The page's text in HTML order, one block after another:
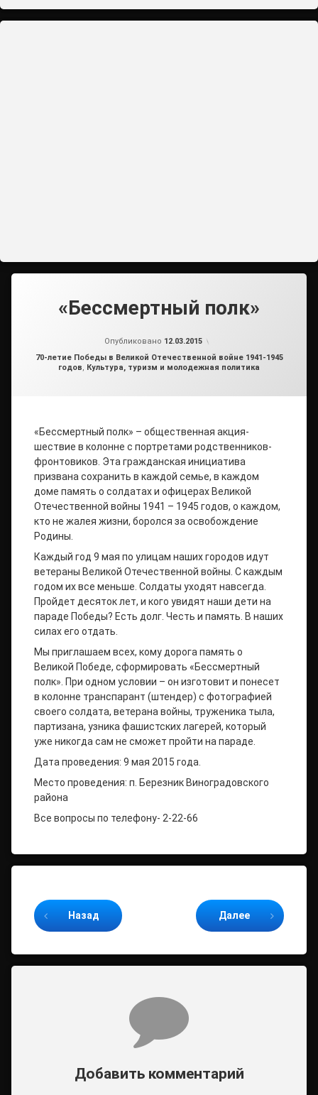
«Бессмертный полк»
Опубликовано 12.03.2015
Рубрики:
70-летие Победы в Великой Отечественной войне 1941-1945
годов, Культура, туризм и молодежная политика
«Бессмертный полк» – общественная акция-
шествие в колонне с портретами родственников-
фронтовиков. Эта гражданская инициатива
призвана сохранить в каждой семье, в каждом
доме память о солдатах и офицерах Великой
Отечественной войны 1941 – 1945 годов, о каждом,
кто не жалея жизни, боролся за освобождение
Родины.
Каждый год 9 мая по улицам наших городов идут
ветераны Великой Отечественной войны. С каждым
годом их все меньше. Солдаты уходят навсегда.
Пройдет десяток лет, и кого увидят наши дети на
параде Победы? Есть долг. Честь и память. В наших
силах его отдать.
Мы приглашаем всех, кому дорога память о
Великой Победе, сформировать «Бессмертный
полк». При одном условии – он изготовит и понесет
в колонне транспарант (штендер) с фотографией
своего солдата, ветерана войны, труженика тыла,
партизана, узника фашистских лагерей, который
уже никогда сам не сможет пройти на параде.
Дата проведения: 9 мая 2015 года.
Место проведения: п. Березник Виноградовского
района
Все вопросы по телефону- 2-22-66
Назад Далее
Добавить комментарий